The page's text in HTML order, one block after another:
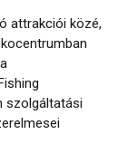
attrakciói közé,
szolgáltatási